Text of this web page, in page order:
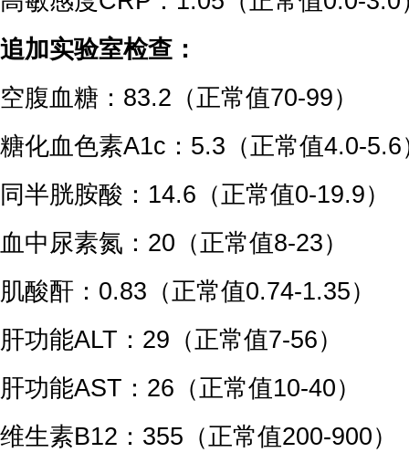
追加实验室检查：
空腹血糖：83.2（正常值70-99）
糖化血色素A1c：5.3（正常值4.0-5.6
同半胱胺酸：14.6（正常值0-19.9）
血中尿素氮：20（正常值8-23）
肌酸酐：0.83（正常值0.74-1.35）
肝功能ALT：29（正常值7-56）
肝功能AST：26（正常值10-40）
维生素B12：355（正常值200-900）